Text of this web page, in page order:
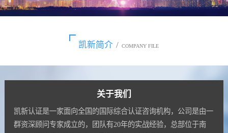
凯新简介 / COMPANY FILE
关于我们
凯新认证是一家面向全国的国际综合认证咨询机构，公司是由一
群资深顾问专家成立的，团队有20年的实战经验，总部位于南